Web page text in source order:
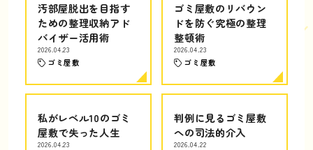
汚部屋脱出を目指す
ための整理収納アド
バイザー活用術
2026.04.23
ゴミ屋敷
ゴミ屋敷のリバウン
ドを防ぐ究極の整理
整頓術
2026.04.23
ゴミ屋敷
私がレベル10のゴミ
屋敷で失った人生
2026.04.23
判例に見るゴミ屋敷
への司法的介入
2026.04.22